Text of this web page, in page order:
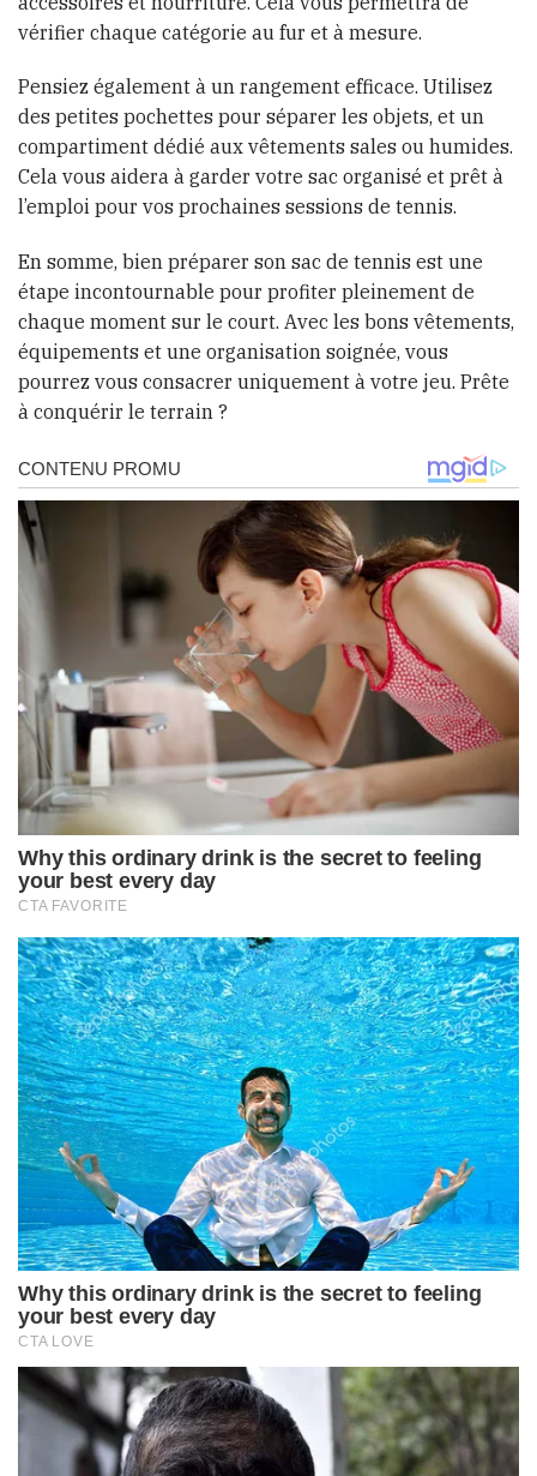
vérifier chaque catégorie au fur et à mesure.
Pensiez également à un rangement efficace. Utilisez
des petites pochettes pour séparer les objets, et un
compartiment dédié aux vêtements sales ou humides.
Cela vous aidera à garder votre sac organisé et prêt à
l’emploi pour vos prochaines sessions de tennis.
En somme, bien préparer son sac de tennis est une
étape incontournable pour profiter pleinement de
chaque moment sur le court. Avec les bons vêtements,
équipements et une organisation soignée, vous
pourrez vous consacrer uniquement à votre jeu. Prête
à conquérir le terrain ?